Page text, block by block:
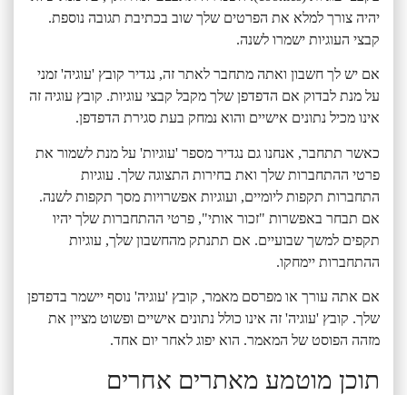
יהיה צורך למלא את הפרטים שלך שוב בכתיבת תגובה נוספת.
קבצי העוגיות ישמרו לשנה.
אם יש לך חשבון ואתה מתחבר לאתר זה, נגדיר קובץ 'עוגיה' זמני
על מנת לבדוק אם הדפדפן שלך מקבל קבצי עוגיות. קובץ עוגיה זה
אינו מכיל נתונים אישיים והוא נמחק בעת סגירת הדפדפן.
כאשר תתחבר, אנחנו גם נגדיר מספר 'עוגיות' על מנת לשמור את
פרטי ההתחברות שלך ואת בחירות התצוגה שלך. עוגיות
התחברות תקפות ליומיים, ועוגיות אפשרויות מסך תקפות לשנה.
אם תבחר באפשרות "זכור אותי", פרטי ההתחברות שלך יהיו
תקפים למשך שבועיים. אם תתנתק מהחשבון שלך, עוגיות
ההתחברות יימחקו.
אם אתה עורך או מפרסם מאמר, קובץ 'עוגיה' נוסף יישמר בדפדפן
שלך. קובץ 'עוגיה' זה אינו כולל נתונים אישיים ופשוט מציין את
מזהה הפוסט של המאמר. הוא יפוג לאחר יום אחד.
תוכן מוטמע מאתרים אחרים